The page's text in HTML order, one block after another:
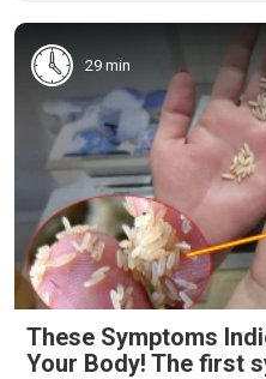
29 min
These Symptoms
Your Body! The first